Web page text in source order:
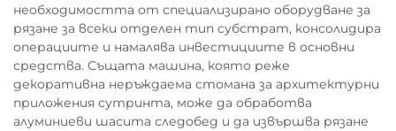
необходимостта от специализирано оборудване за
рязане за всеки отделен тип субстрат, консолидира
операциите и намалява инвестициите в основни
средства. Същата машина, която реже
декоративна неръждаема стомана за архитектурни
приложения сутринта, може да обработва
алуминиеви шасита следобед и да извършва рязане